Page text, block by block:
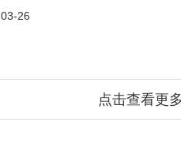
03-26
点击查看更